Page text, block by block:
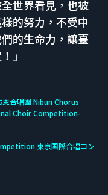
世界看見，也被
的努力，不受中
的生命力，讓臺
」
合唱團 Nibun Chorus
Choir Competition-
東京国際合唱コン